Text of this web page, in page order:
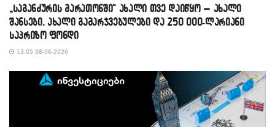
„საგანძურის მარათონში“ ახალი თვე დაიწყო – ახალი
შანსები, ახალი გამარჯვებულები და 250 000-ლარიანი
საპრიზო ფონდი
13:05 08-06-2026